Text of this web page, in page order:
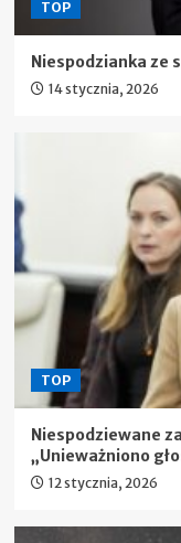
TOP
Niespodzianka ze
14 stycznia, 2026
TOP
Niespodziewane
„Unieważniono
12 stycznia, 2026